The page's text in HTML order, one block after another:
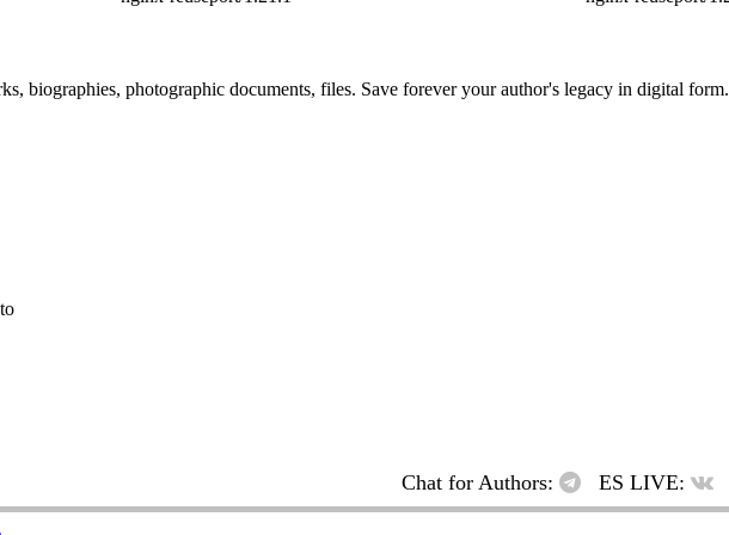
biographies, photographic documents, files. Save forever your author's legacy in digital form.
Chat for Authors: ES LIVE: